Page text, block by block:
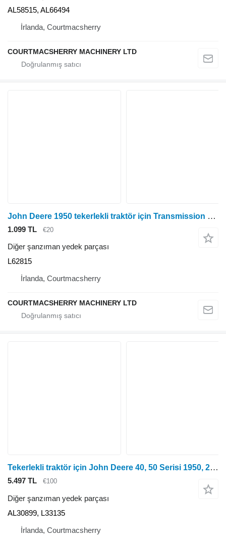
AL58515, AL66494
İrlanda, Courtmacsherry
COURTMACSHERRY MACHINERY LTD
John Deere 1950 tekerlekli traktör için Transmission Retainer L62815 John Deere 1950 Şanzıman Tutucu L62815
1.099 TL €20
Diğer şanzıman yedek parçası
L62815
İrlanda, Courtmacsherry
COURTMACSHERRY MACHINERY LTD
Tekerlekli traktör için John Deere 40, 50 Serisi 1950, 2650 Arka Şanzıman Hi Lo Şaft L35243 AL30899, L33135
5.497 TL €100
Diğer şanzıman yedek parçası
AL30899, L33135
İrlanda, Courtmacsherry